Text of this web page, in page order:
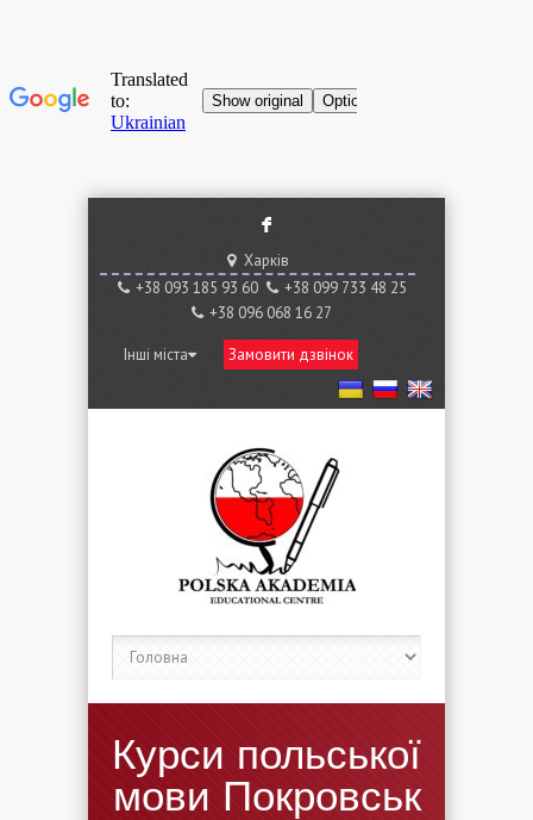
F
Харків
+38 ‎093 185 93 60
+38 ‎099 733 48 25
+38 096 068 16 27
Інші міста Замовити дзвінок
Курси польської
мови Покровськ